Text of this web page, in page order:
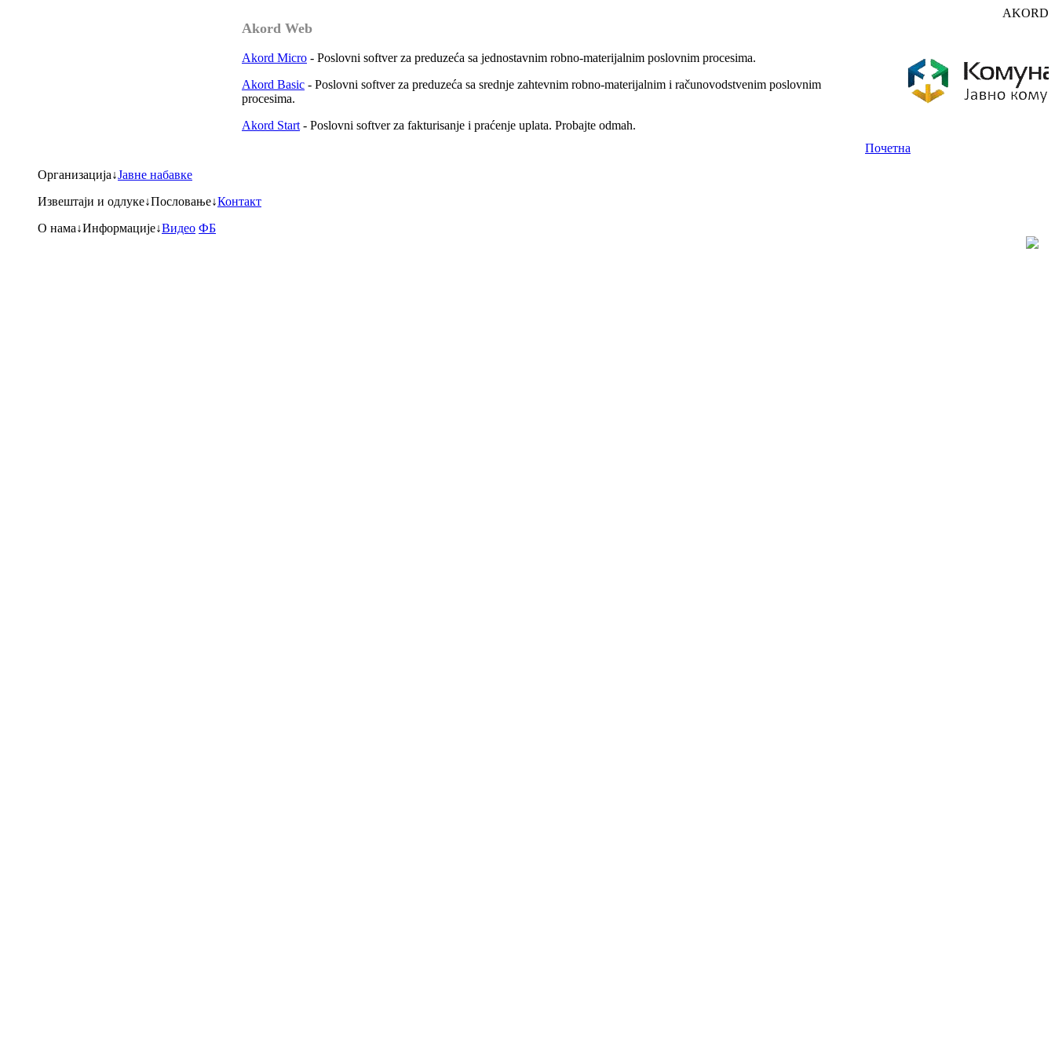
Akord Web
Akord Micro - Poslovni softver za preduzeća sa jednostavnim robno-materijalnim poslovnim procesima.
Akord Basic - Poslovni softver za preduzeća sa srednje zahtevnim robno-materijalnim i računovodstvenim poslovnim
procesima.
Akord Start - Poslovni softver za fakturisanje i praćenje uplata. Probajte odmah.
AKORD
Почетна
Организација↓Јавне набавке
Извештаји и одлуке↓Пословање↓Контакт
О нама↓Информације↓Видео ФБ